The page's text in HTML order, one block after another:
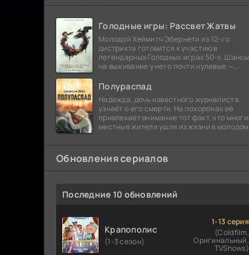
Голодные игры: Рассвет Жатвы
Молодой Хеймитч Эбернети из 12-го
дистрикта готовится к участию в
легендарных Голодных играх 50-х. Шансы
на выживание у него почти нулевые —
победу еще сорок
Полураспад
Надежда, дочь известного журналиста,
узнаёт о его смерти. На похоронах её
привлекает внимание тот факт, что
местные жители ушли из жизни в молодом
бомбы
Обновления сериалов
Последние 10 обновлений
Крапополис
(1-3 сезон)
1-13 серия
(Coldfilm,
Оригинальный,
TVShows)